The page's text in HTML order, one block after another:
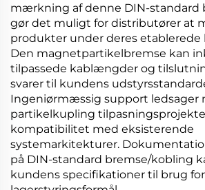
mærkning af denne DIN-standard
gør det muligt for distributører at
produkter under deres
Den magnetpartikelbremse kan
tilpassede kablængder og
svarer til kundens
Ingeniørmæssig support ledsager
partikelkupling
kompatibilitet med eksisterende
systemarkitekturer.
på DIN-standard bremse/kobling
kundens specifikationer til brug